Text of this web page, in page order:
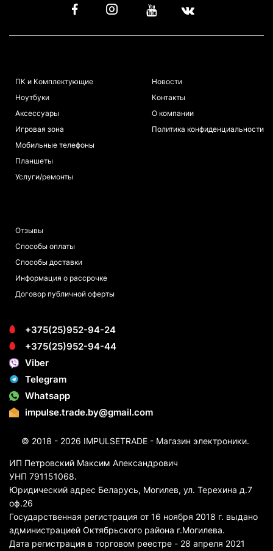
ПК и Комплектующие
Ноутбуки
Аксессуары
Игровая зона
Мобильные телефоны
Планшеты
Услуги/ремонты
Новости
Контакты
О компании
Политика конфиденциальности
Отзывы
Способы оплаты
Способы доставки
Информация о рассрочке
Договор публичной оферты
+375(25)952-94-24
+375(25)952-94-44
Viber
Telegram
Whatsapp
impulse.trade.by@gmail.com
© 2018 - 2026 IMPULSETRADE - Магазин электроники.
ИП Петровский Максим Александрович
УНП 791151068.
Юридический адрес Беларусь, Могилев, ул. Терехина д.7
оф.26
Государственная регистрация от 16 ноября 2018 г. выдано
администрацией Октябрьского района г.Могилева.
Дата регистрация в торговом реестре - 28 апреля 2021